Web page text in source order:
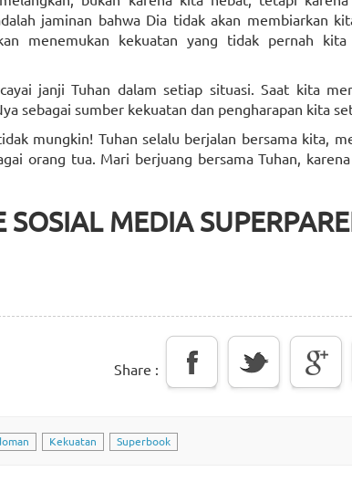
jaminan bahwa Dia tidak akan membiarkan
menemukan kekuatan yang tidak pernah kita
janji Tuhan dalam setiap situasi. Saat kita
sebagai sumber kekuatan dan pengharapan kita
mungkin! Tuhan selalu berjalan bersama kita,
orang tua. Mari berjuang bersama Tuhan,
MEDIA
Share :
Kekuatan Superbook